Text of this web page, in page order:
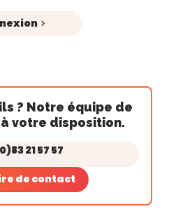
? Notre équipe de
votre disposition.
21 57 57
de contact